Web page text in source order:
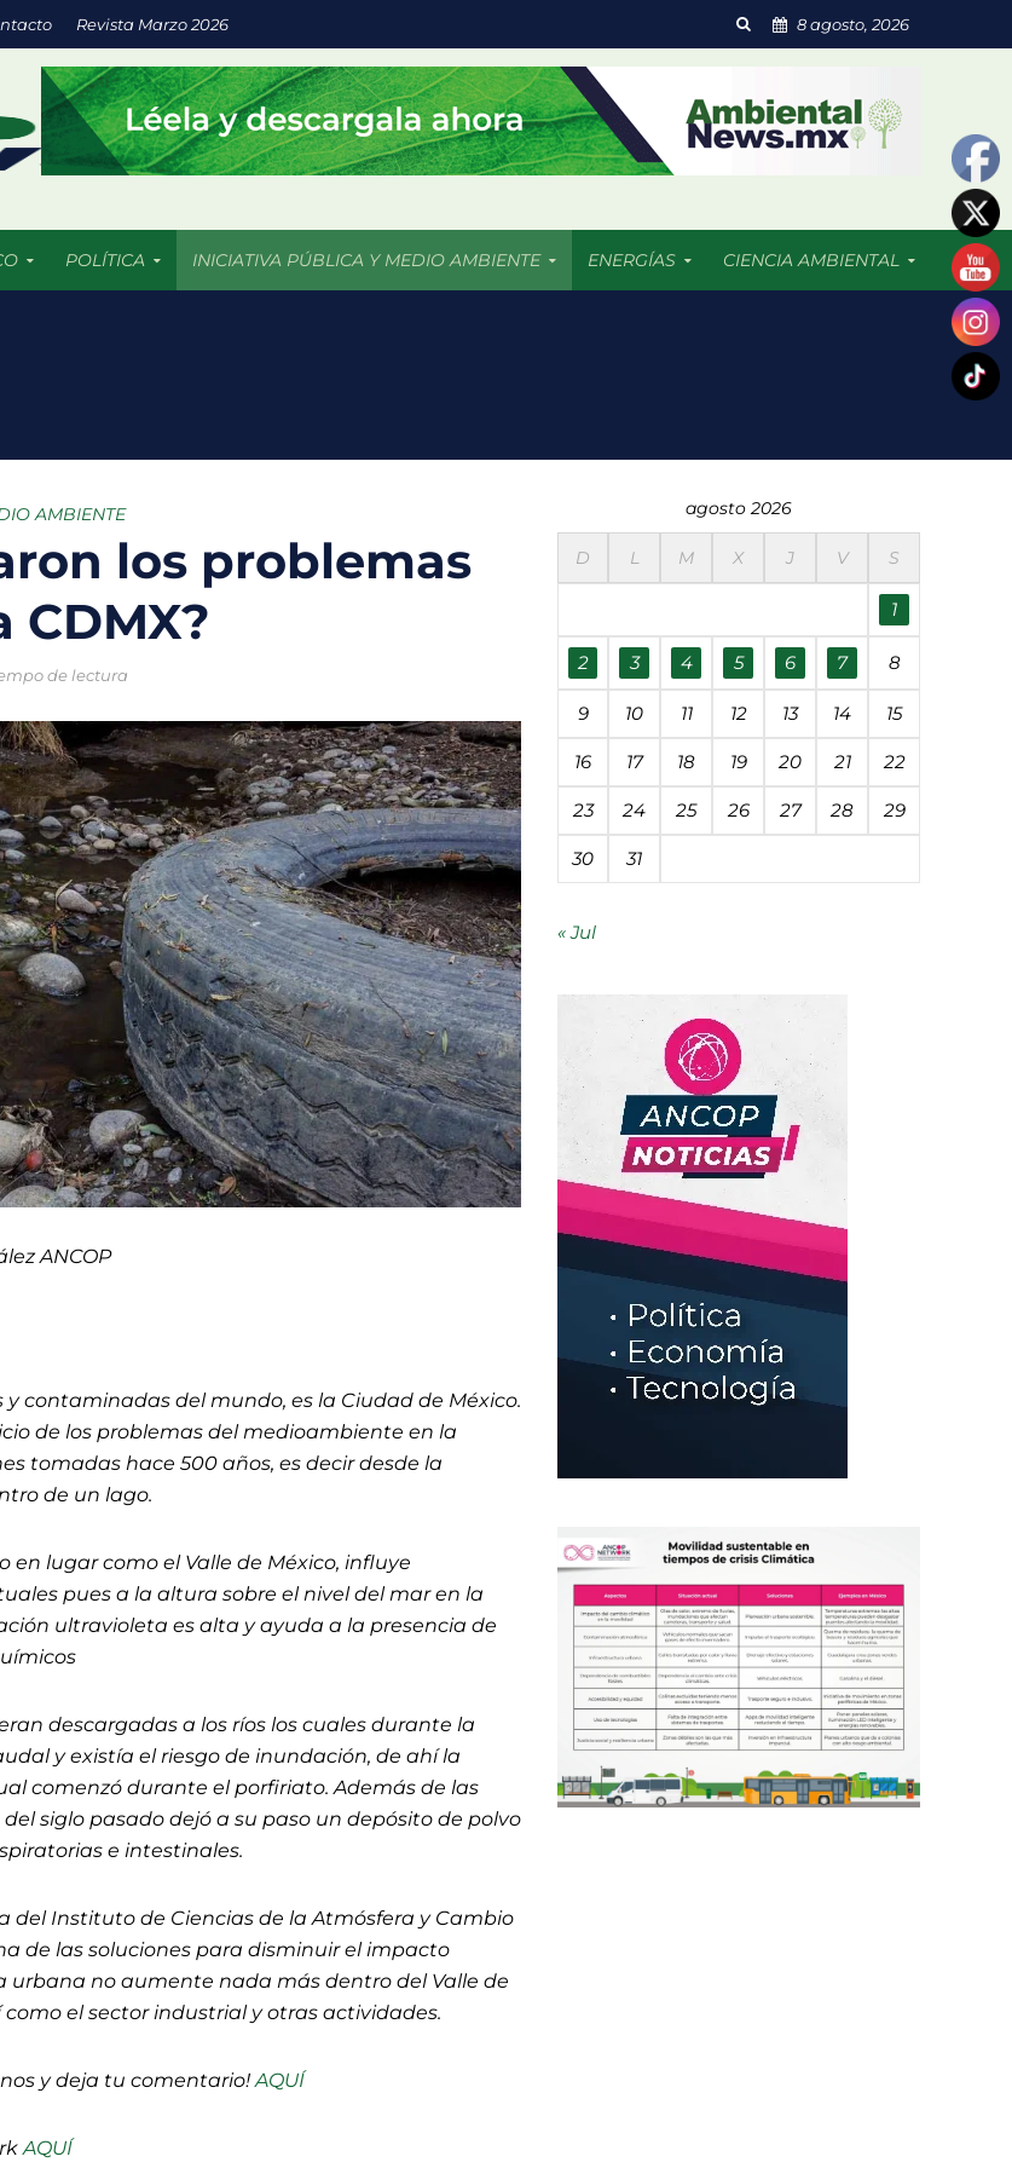
Revista Marzo 2026 8 agosto, 2026
POLÍTICA INICIATIVA PÚBLICA Y MEDIO AMBIENTE ENERGÍAS CIENCIA AMBIENTAL
verdes que impulsan el desarrollo sostenible de las ciudades
combinará tecnología y ciencia para proteger los océanos
la movilidad sostenible que gana terreno en las ciudades
una crisis sin precedentes por el cambio climático
para la protección del medio ambiente y frenar la contaminación
verdes mediante el programa StartC
para convertir residuos en objetos y darles una segunda vida
AMBIENTE
los problemas
CDMX?
de lectura
ANCOP
contaminadas del mundo, es la Ciudad de México.
de los problemas del medioambiente en la
tomadas hace 500 años, es decir desde la
de un lago.
en lugar como el Valle de México, influye
pues a la altura sobre el nivel del mar en la
ultravioleta es alta y ayuda a la presencia de
descargadas a los ríos los cuales durante la
y existía el riesgo de inundación, de ahí la
comenzó durante el porfiriato. Además de las
siglo pasado dejó a su paso un depósito de polvo
e intestinales.
del Instituto de Ciencias de la Atmósfera y Cambio
de las soluciones para disminuir el impacto
no aumente nada más dentro del Valle de
como el sector industrial y otras actividades.
y deja tu comentario!AQUÍ
AQUÍ
agosto 2026
D L M X J V S
1
2 3 4 5 6 7 8
9 10 11 12 13 14 15
16 17 18 19 20 21 22
23 24 25 26 27 28 29
30 31
« Jul